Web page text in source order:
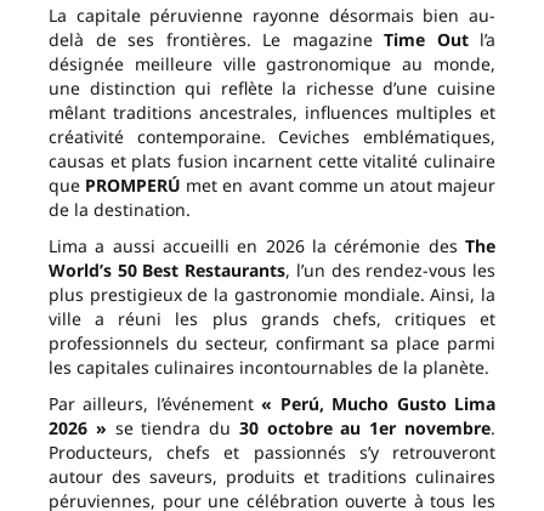
La capitale péruvienne rayonne désormais bien au-
delà de ses frontières. Le magazine Time Outl’a
désignée meilleure ville gastronomique au monde,
une distinction qui reflète la richesse d’une cuisine
mêlant traditions ancestrales, influences multiples et
créativité contemporaine. Ceviches emblématiques,
causas et plats fusion incarnent cette vitalité culinaire
que PROMPERÚ met en avant comme un atout majeur
de la destination.
Lima a aussi accueilli en 2026 la cérémonie des The
World’s 50 Best Restaurants, l’un des rendez-vous les
plus prestigieux de la gastronomie mondiale. Ainsi, la
ville a réuni les plus grands chefs, critiques et
professionnels du secteur, confirmant sa place parmi
les capitales culinaires incontournables de la planète.
Par ailleurs, l’événement« Perú, Mucho Gusto Lima
2026 » se tiendra du 30 octobre au 1er novembre.
Producteurs, chefs et passionnés s’y retrouveront
autour des saveurs, produits et traditions culinaires
péruviennes, pour une célébration ouverte à tous les